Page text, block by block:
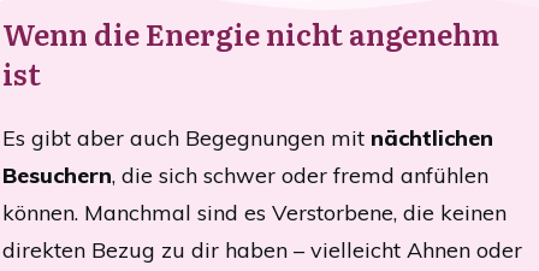
Wenn die Energie nicht angenehm
ist
Es gibt aber auch Begegnungen mit nächtlichen
Besuchern, die sich schwer oder fremd anfühlen
können. Manchmal sind es Verstorbene, die keinen
direkten Bezug zu dir haben – vielleicht Ahnen oder